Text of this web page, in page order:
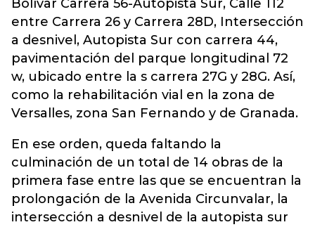
Bolívar Carrera 56-Autopista Sur, Calle 112
entre Carrera 26 y Carrera 28D, Intersección
a desnivel, Autopista Sur con carrera 44,
pavimentación del parque longitudinal 72
w, ubicado entre la s carrera 27G y 28G. Así,
como la rehabilitación vial en la zona de
Versalles, zona San Fernando y de Granada.
En ese orden, queda faltando la
culminación de un total de 14 obras de la
primera fase entre las que se encuentran la
prolongación de la Avenida Circunvalar, la
intersección a desnivel de la autopista sur